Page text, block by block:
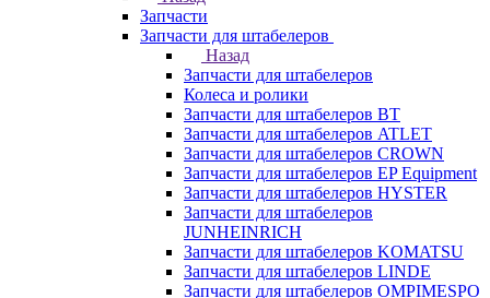
Запчасти
Запчасти для штабелеров
Назад
Запчасти для штабелеров
Колеса и ролики
Запчасти для штабелеров BT
Запчасти для штабелеров ATLET
Запчасти для штабелеров CROWN
Запчасти для штабелеров EP Equipment
Запчасти для штабелеров HYSTER
Запчасти для штабелеров
JUNHEINRICH
Запчасти для штабелеров KOMATSU
Запчасти для штабелеров LINDE
Запчасти для штабелеров OMPIMESPO